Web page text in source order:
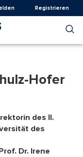
Registrieren
Hofer
des II.
des
Dr. Irene